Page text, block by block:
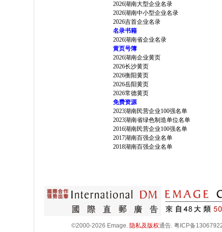
2026湖南大型企业名录
2026湖南中小型企业名录
2026吉首企业名录
名录书籍
2026湖南省企业名录
黄页号簿
2026湖南企业黄页
2026长沙黄页
2026衡阳黄页
2026岳阳黄页
2026常德黄页
免费资源
2023湖南民营企业100强名单
2023湖南省绿色制造单位名单
2016湖南民营企业100强名单
2017湖南百强企业名单
2018湖南百强企业名单
©2000-2026 Emage. 隐私及版权通告. 粤ICP备